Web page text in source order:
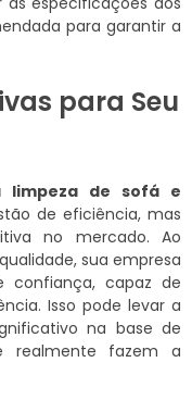
para garantir a
para Seu
limpeza de sofá e
de eficiência, mas
no mercado. Ao
sua empresa
confiança, capaz de
Isso pode levar a
na base de
realmente fazem a